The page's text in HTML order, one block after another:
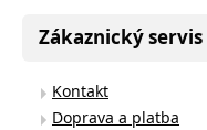
Zákaznický servis
Kontakt
Doprava a platba